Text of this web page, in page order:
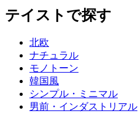
テイストで探す
北欧
ナチュラル
モノトーン
韓国風
シンプル・ミニマル
男前・インダストリアル